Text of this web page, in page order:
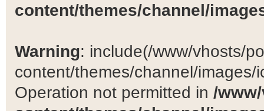
content/themes/channel/
Warning: include(/www/vhosts/
content/themes/channel/
Operation not permitted in /